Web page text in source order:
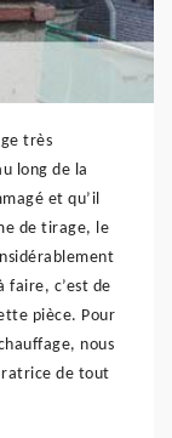
très
long de la
et qu’il
de tirage, le
faire, c’est de
pièce. Pour
nous
de tout